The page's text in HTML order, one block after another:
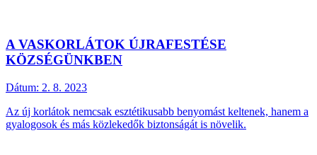
A VASKORLÁTOK ÚJRAFESTÉSE
KÖZSÉGÜNKBEN
Dátum: 2. 8. 2023
Az új korlátok nemcsak esztétikusabb benyomást keltenek, hanem a
gyalogosok és más közlekedők biztonságát is növelik.